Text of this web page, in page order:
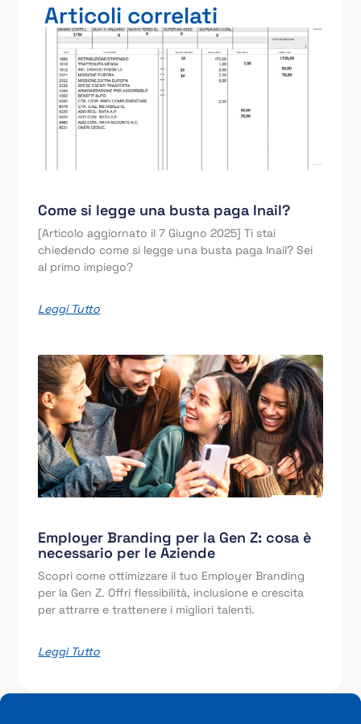
Articoli correlati
Come si legge una busta paga Inail?
[Articolo aggiornato il 7 Giugno 2025] Ti stai
chiedendo come si legge una busta paga Inail? Sei
al primo impiego?
Leggi Tutto
Employer Branding per la Gen Z: cosa è
necessario per le Aziende
Scopri come ottimizzare il tuo Employer Branding
per la Gen Z. Offri flessibilità, inclusione e crescita
per attrarre e trattenere i migliori talenti.
Leggi Tutto